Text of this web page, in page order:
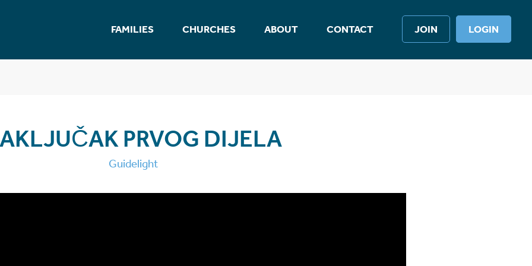
FAMILIES CHURCHES ABOUT CONTACT JOIN LOGIN
PRVOG DIJELA
Guidelight